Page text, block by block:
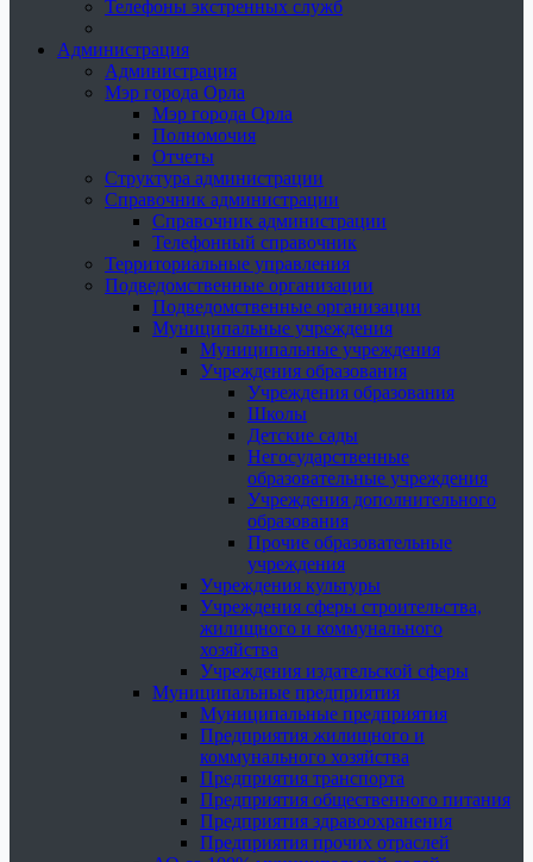
Телефоны экстренных служб
Администрация
Администрация
Мэр города Орла
Мэр города Орла
Полномочия
Отчеты
Структура администрации
Справочник администрации
Справочник администрации
Телефонный справочник
Территориальные управления
Подведомственные организации
Подведомственные организации
Муниципальные учреждения
Муниципальные учреждения
Учреждения образования
Учреждения образования
Школы
Детские сады
Негосударственные
образовательные учреждения
Учреждения дополнительного
образования
Прочие образовательные
учреждения
Учреждения культуры
Учреждения сферы строительства,
жилищного и коммунального
хозяйства
Учреждения издательской сферы
Муниципальные предприятия
Муниципальные предприятия
Предприятия жилищного и
коммунального хозяйства
Предприятия транспорта
Предприятия общественного питания
Предприятия здравоохранения
Предприятия прочих отраслей